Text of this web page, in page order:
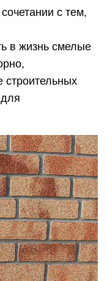
с тем,
в жизнь смелые
строительных